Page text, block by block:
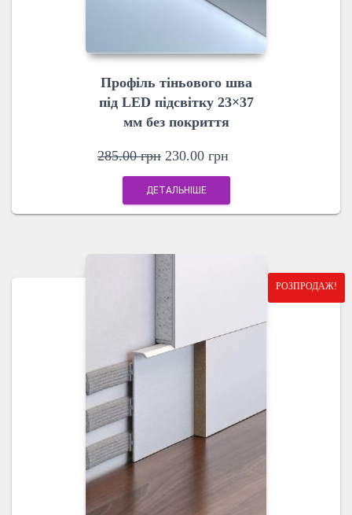
Профіль тіньового шва
під LED підсвітку 23×37
мм без покриття
285.00грн 230.00 грн
ДЕТАЛЬНІШЕ
РОЗПРОДАЖ!